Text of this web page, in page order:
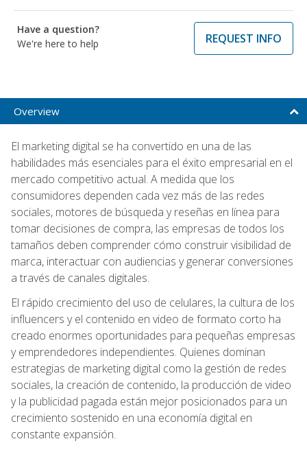
Have a question?
We're here to help
REQUEST INFO
Overview
El marketing digital se ha convertido en una de las
habilidades más esenciales para el éxito empresarial en el
mercado competitivo actual. A medida que los
consumidores dependen cada vez más de las redes
sociales, motores de búsqueda y reseñas en línea para
tomar decisiones de compra, las empresas de todos los
tamaños deben comprender cómo construir visibilidad de
marca, interactuar con audiencias y generar conversiones
a través de canales digitales.
El rápido crecimiento del uso de celulares, la cultura de los
influencers y el contenido en video de formato corto ha
creado enormes oportunidades para pequeñas empresas
y emprendedores independientes. Quienes dominan
estrategias de marketing digital como la gestión de redes
sociales, la creación de contenido, la producción de video
y la publicidad pagada están mejor posicionados para un
crecimiento sostenido en una economía digital en
constante expansión.